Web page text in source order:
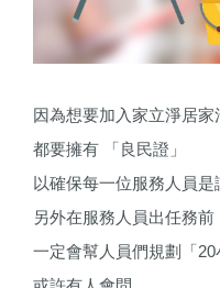
因為想要加入家立淨居家
都要擁有 「良民證」
以確保每一位服務人員
另外在服務人員出任務前
一定會幫人員們規劃「20